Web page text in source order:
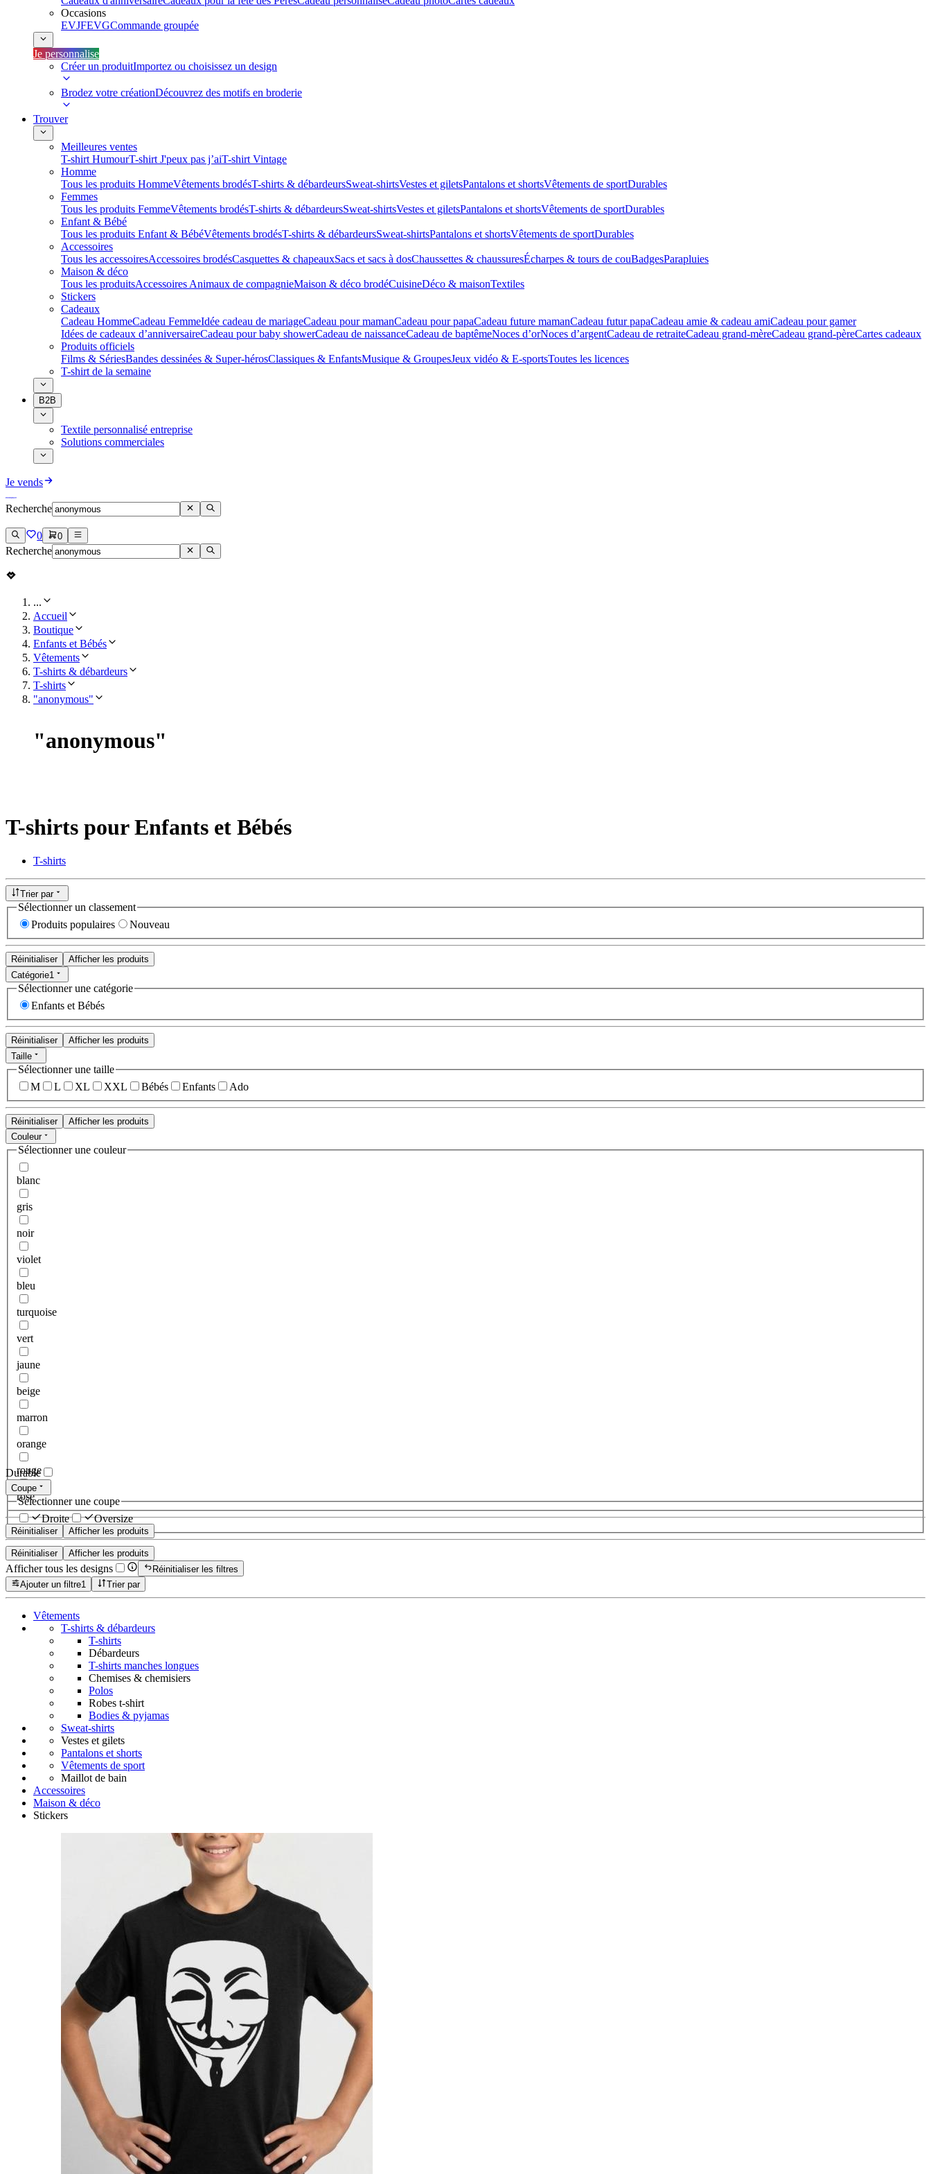
Occasions
EVJFEVGCommande groupée
Je personnalise
Créer un produitImportez ou choisissez un design
Brodez votre créationDécouvrez des motifs en broderie
Trouver
Meilleures ventes
T-shirt HumourT-shirt J'peux pas j’aiT-shirt Vintage
Homme
Tous les produits HommeVêtements brodésT-shirts & débardeursSweat-shirtsVestes et giletsPantalons et shortsVêtements de sportDurables
Femmes
Tous les produits FemmeVêtements brodésT-shirts & débardeursSweat-shirtsVestes et giletsPantalons et shortsVêtements de sportDurables
Enfant & Bébé
Tous les produits Enfant & BébéVêtements brodésT-shirts & débardeursSweat-shirtsPantalons et shortsVêtements de sportDurables
Accessoires
Tous les accessoiresAccessoires brodésCasquettes & chapeauxSacs et sacs à dosChaussettes & chaussuresÉcharpes & tours de couBadgesParapluies
Maison & déco
Tous les produitsAccessoires Animaux de compagnieMaison & déco brodéCuisineDéco & maisonTextiles
Stickers
Cadeaux
Cadeau HommeCadeau FemmeIdée cadeau de mariage​Cadeau pour mamanCadeau pour papaCadeau future mamanCadeau futur papaCadeau amie & cadeau amiCadeau pour gamer
Idées de cadeaux d’anniversaireCadeau pour baby showerCadeau de naissanceCadeau de baptêmeNoces d’orNoces d’argentCadeau de retraiteCadeau grand-mèreCadeau grand-pèreCartes cadeaux
Produits officiels
Films & SériesBandes dessinées & Super-hérosClassiques & EnfantsMusique & GroupesJeux vidéo & E-sportsToutes les licences
T-shirt de la semaine
B2B
Textile personnalisé entreprise
Solutions commerciales
Je vends
Recherche
0 0
Recherche
...
Accueil
Boutique
Enfants et Bébés
Vêtements
T-shirts & débardeurs
T-shirts
"anonymous"
"anonymous"
T-shirts pour Enfants et Bébés
T-shirts
Trier par
Sélectionner un classement
Produits populaires
Nouveau
Réinitialiser
Afficher les produits
Catégorie1
Sélectionner une catégorie
Enfants et Bébés
Réinitialiser
Afficher les produits
Taille
Sélectionner une taille
M
L XL XXL Bébés Enfants Ado
Réinitialiser
Afficher les produits
Couleur
Sélectionner une couleur
blanc
gris
noir
violet
bleu
turquoise
vert
jaune
beige
marron
orange
rouge
rose
Réinitialiser Afficher les produits
Durable
Coupe
Sélectionner une coupe
Droite
Oversize
Réinitialiser Afficher les produits
Afficher tous les designs
Réinitialiser les filtres
Ajouter un filtre1 Trier par
Vêtements
T-shirts & débardeurs
T-shirts
Débardeurs
T-shirts manches longues
Chemises & chemisiers
Polos
Robes t-shirt
Bodies & pyjamas
Sweat-shirts
Vestes et gilets
Pantalons et shorts
Vêtements de sport
Maillot de bain
Accessoires
Maison & déco
Stickers